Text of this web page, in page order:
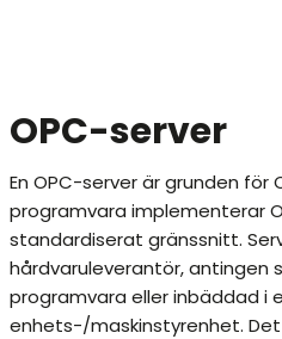
OPC-server
En OPC-server är grunden för
programvara implementerar
standardiserat gränssnitt.
hårdvaruleverantör, antingen
programvara eller inbäddad i
enhets-/maskinstyrenhet.